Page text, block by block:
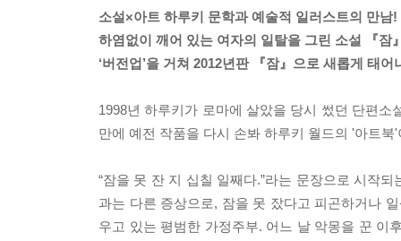
소설×아트 하루키 문학과 예술적 일러스트의 만남!
하염없이 깨어 있는 여자의 일탈을 그린 소설 『잠
‘버전업’을 거쳐 2012년판 『잠』으로 새롭게 태어
1998년 하루키가 로마에 살았을 당시 썼던 단편
만에 예전 작품을 다시 손봐 하루키 월드의 '아트
“잠을 못 잔 지 십칠 일째다.”라는 문장으로 시작
과는 다른 증상으로, 잠을 못 잤다고 피곤하거나
우고 있는 평범한 가정주부. 어느 날 악몽을 꾼 이